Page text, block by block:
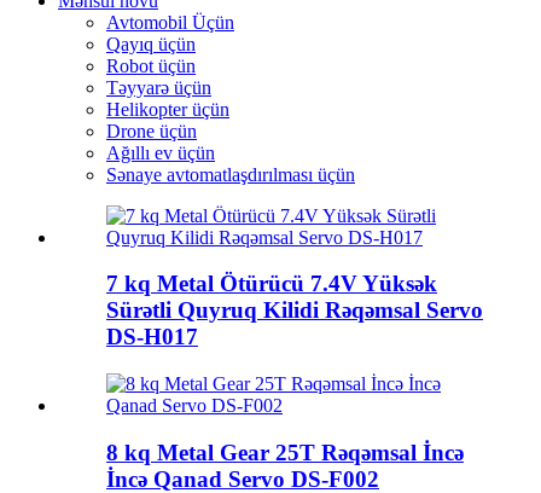
Avtomobil Üçün
Qayıq üçün
Robot üçün
Təyyarə üçün
Helikopter üçün
Drone üçün
Ağıllı ev üçün
Sənaye avtomatlaşdırılması üçün
7 kq Metal Ötürücü 7.4V Yüksək
Sürətli Quyruq Kilidi Rəqəmsal Servo
DS-H017
8 kq Metal Gear 25T Rəqəmsal İncə
İncə Qanad Servo DS-F002